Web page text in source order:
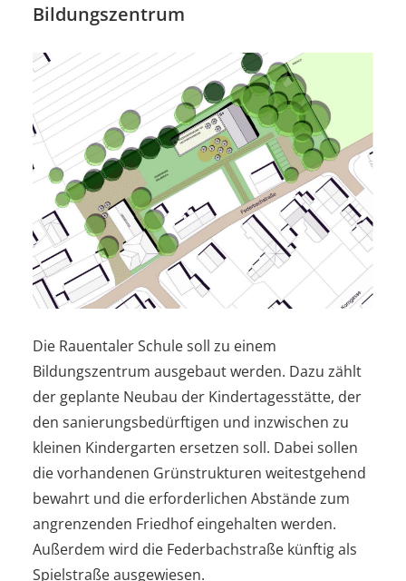
Bildungszentrum
Die Rauentaler Schule soll zu einem
Bildungszentrum ausgebaut werden. Dazu zählt
der geplante Neubau der Kindertagesstätte, der
den sanierungsbedürftigen und inzwischen zu
kleinen Kindergarten ersetzen soll. Dabei sollen
die vorhandenen Grünstrukturen weitestgehend
bewahrt und die erforderlichen Abstände zum
angrenzenden Friedhof eingehalten werden.
Außerdem wird die Federbachstraße künftig als
Spielstraße ausgewiesen.